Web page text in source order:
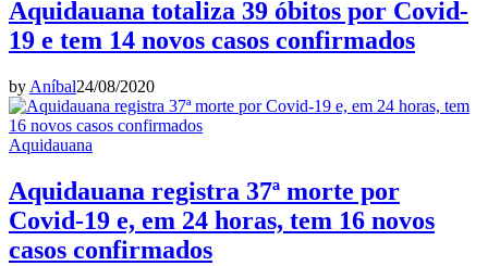
Aquidauana totaliza 39 óbitos por Covid-
19 e tem 14 novos casos confirmados
by Aníbal24/08/2020
Aquidauana
Aquidauana registra 37ª morte por
Covid-19 e, em 24 horas, tem 16 novos
casos confirmados